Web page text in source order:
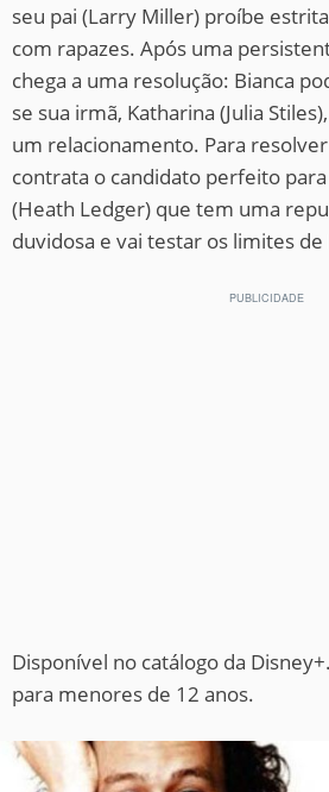
seu pai (Larry Miller) proíbe
com rapazes. Após uma
chega a uma resolução: Bianca
se sua irmã, Katharina (Julia
um relacionamento. Para
contrata o candidato perfeito
(Heath Ledger) que tem uma
duvidosa e vai testar os limites de
Disponível no catálogo da
para menores de 12 anos.